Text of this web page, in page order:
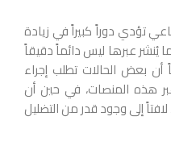
تؤدي دوراً كبيراً في زيادة
يُنشر عبرها ليس دائماً دقيقاً
بعض الحالات تطلب إجراء
هذه المنصات، في حين أن
إلى وجود قدر من التضليل